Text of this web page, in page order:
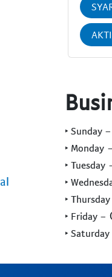
‣ Sunday -
‣ Monday
‣ Tuesday
‣
‣ Thursday
‣ Friday -
‣ Saturday